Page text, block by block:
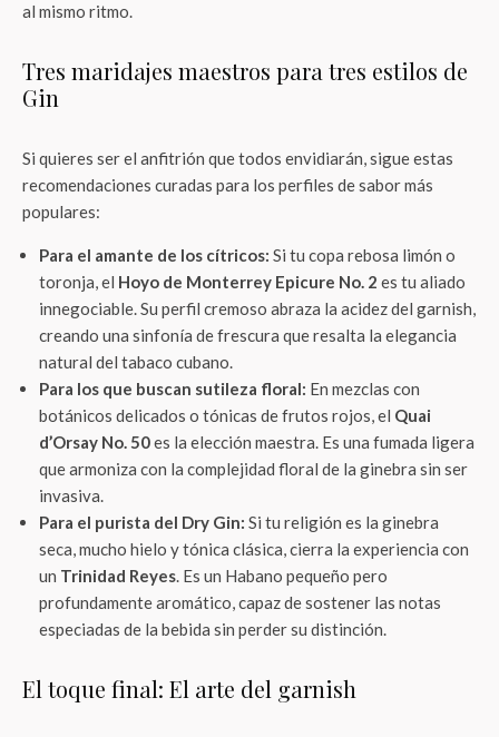
al mismo ritmo.
Tres maridajes maestros para tres estilos de
Gin
Si quieres ser el anfitrión que todos envidiarán, sigue estas
recomendaciones curadas para los perfiles de sabor más
populares:
Para el amante de los cítricos: Si tu copa rebosa limón o
toronja, el Hoyo de Monterrey Epicure No. 2 es tu aliado
innegociable. Su perfil cremoso abraza la acidez del garnish,
creando una sinfonía de frescura que resalta la elegancia
natural del tabaco cubano.
Para los que buscan sutileza floral: En mezclas con
botánicos delicados o tónicas de frutos rojos, el Quai
d’Orsay No. 50es la elección maestra. Es una fumada ligera
que armoniza con la complejidad floral de la ginebra sin ser
invasiva.
Para el purista del Dry Gin: Si tu religión es la ginebra
seca, mucho hielo y tónica clásica, cierra la experiencia con
un Trinidad Reyes. Es un Habano pequeño pero
profundamente aromático, capaz de sostener las notas
especiadas de la bebida sin perder su distinción.
El toque final: El arte del garnish